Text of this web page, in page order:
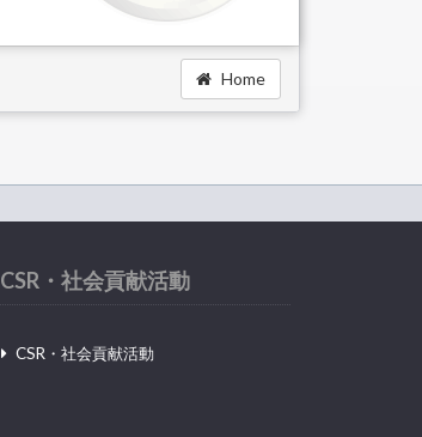
Home
CSR・社会貢献活動
CSR・社会貢献活動